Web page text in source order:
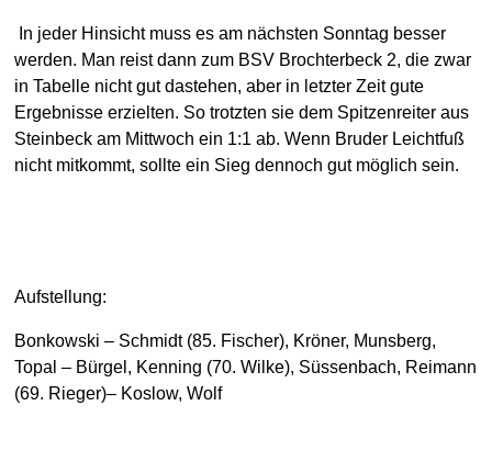
In jeder Hinsicht muss es am nächsten Sonntag besser
werden. Man reist dann zum BSV Brochterbeck 2, die zwar
in Tabelle nicht gut dastehen, aber in letzter Zeit gute
Ergebnisse erzielten. So trotzten sie dem Spitzenreiter aus
Steinbeck am Mittwoch ein 1:1 ab. Wenn Bruder Leichtfuß
nicht mitkommt, sollte ein Sieg dennoch gut möglich sein.
Aufstellung:
Bonkowski – Schmidt (85. Fischer), Kröner, Munsberg,
Topal – Bürgel, Kenning (70. Wilke), Süssenbach, Reimann
(69. Rieger)– Koslow, Wolf